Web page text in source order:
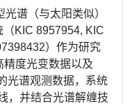
光谱（与太阳类似）
（KIC 8957954, KIC
）作为研究
精度光变数据以及
光谱观测数据，系统
，并结合光谱解缠技